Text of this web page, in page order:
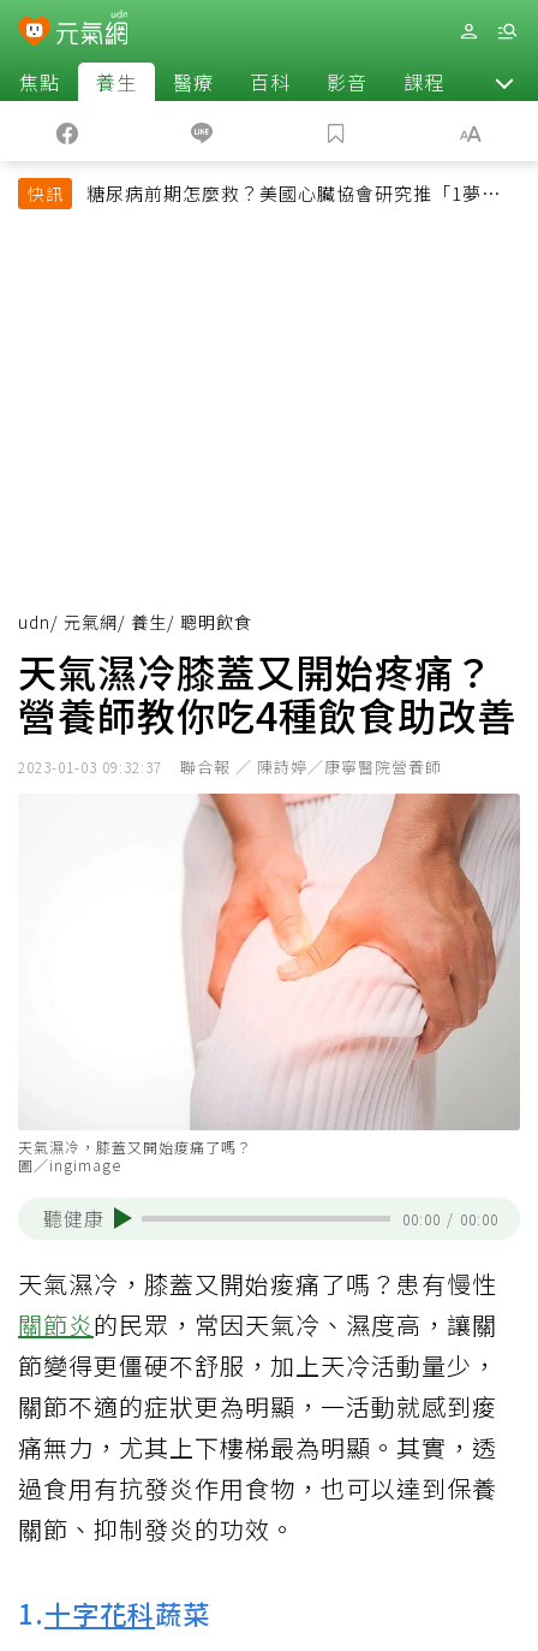
焦點 養生 醫療 百科 影音 課程 退休
快訊
糖尿病前期怎麼救？美國心臟協會研究推「1夢幻水
udn/ 元氣網/ 養生/ 聰明飲食
天氣濕冷膝蓋又開始疼痛？
營養師教你吃4種飲食助改善
2023-01-03 09:32:37 聯合報 ／ 陳詩婷／康寧醫院營養師
天氣濕冷，膝蓋又開始痠痛了嗎？
圖／ingimage
聽健康 00:00 / 00:00
天氣濕冷，膝蓋又開始痠痛了嗎？患有慢性
關節炎的民眾，常因天氣冷、濕度高，讓關
節變得更僵硬不舒服，加上天冷活動量少，
關節不適的症狀更為明顯，一活動就感到痠
痛無力，尤其上下樓梯最為明顯。其實，透
過食用有抗發炎作用食物，也可以達到保養
關節、抑制發炎的功效。
1.十字花科蔬菜